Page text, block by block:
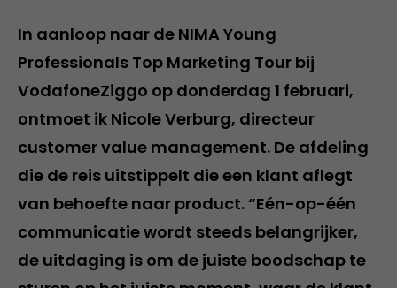
In aanloop naar de NIMA Young
Professionals Top Marketing Tour bij
VodafoneZiggo op donderdag 1 februari,
ontmoet ik Nicole Verburg, directeur
customer value management. De afdeling
die de reis uitstippelt die een klant aflegt
van behoefte naar product. “Eén-op-één
communicatie wordt steeds belangrijker,
de uitdaging is om de juiste boodschap te